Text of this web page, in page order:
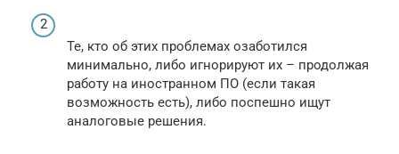
Те, кто об этих проблемах озаботился
минимально, либо игнорируют их – продолжая
работу на иностранном ПО (если такая
возможность есть), либо поспешно ищут
аналоговые решения.